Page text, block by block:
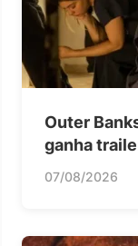
Outer
ganha
07/08/2026